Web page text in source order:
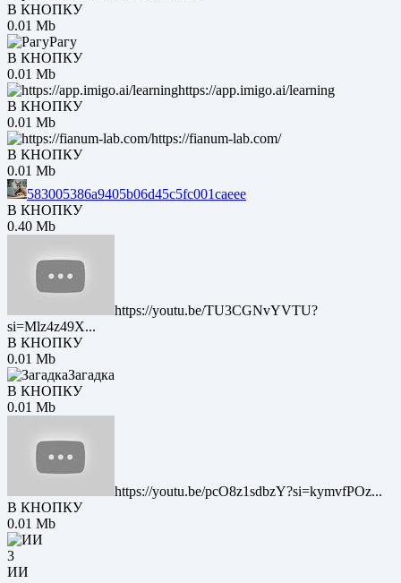
В КНОПКУ
0.01 Mb
Рагу
В КНОПКУ
0.01 Mb
https://app.imigo.ai/learning
В КНОПКУ
0.01 Mb
https://fianum-lab.com/
В КНОПКУ
0.01 Mb
583005386a9405b06d45c5fc001caeee
В КНОПКУ
0.40 Mb
https://youtu.be/TU3CGNvYVTU?
si=Mlz4z49X...
В КНОПКУ
0.01 Mb
Загадка
В КНОПКУ
0.01 Mb
https://youtu.be/pcO8z1sdbzY?si=kymvfPOz...
В КНОПКУ
0.01 Mb
3
ИИ